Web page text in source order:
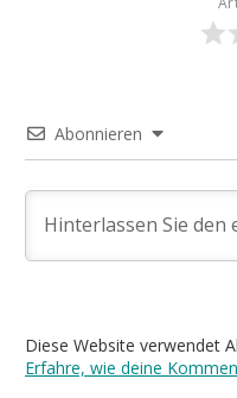
Abonnieren
Diese Website verwendet
Erfahre, wie deine